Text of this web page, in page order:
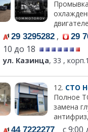
29 3295282 , 29
10 до 18
ул. Казинца, 33 ,
12. СТО
Полное
замена
44 7222277 с 9:00